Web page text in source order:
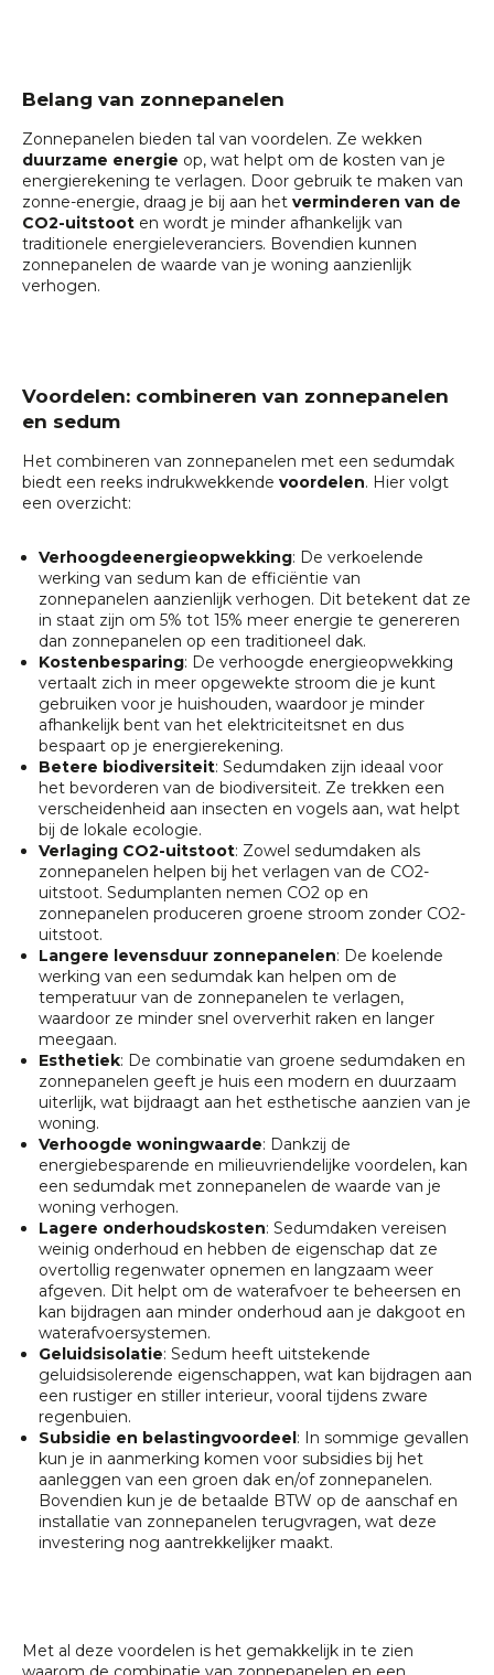
Belang van zonnepanelen
Zonnepanelen bieden tal van voordelen. Ze wekken
duurzame energie op, wat helpt om de kosten van je
energierekening te verlagen. Door gebruik te maken van
zonne-energie, draag je bij aan het verminderen van de
CO2-uitstoot en wordt je minder afhankelijk van
traditionele energieleveranciers. Bovendien kunnen
zonnepanelen de waarde van je woning aanzienlijk
verhogen.
Voordelen: combineren van zonnepanelen
en sedum
Het combineren van zonnepanelen met een sedumdak
biedt een reeks indrukwekkende voordelen. Hier volgt
een overzicht:
Verhoogdeenergieopwekking: De verkoelende
werking van sedum kan de efficiëntie van
zonnepanelen aanzienlijk verhogen. Dit betekent dat ze
in staat zijn om 5% tot 15% meer energie te genereren
dan zonnepanelen op een traditioneel dak.
Kostenbesparing: De verhoogde energieopwekking
vertaalt zich in meer opgewekte stroom die je kunt
gebruiken voor je huishouden, waardoor je minder
afhankelijk bent van het elektriciteitsnet en dus
bespaart op je energierekening.
Betere biodiversiteit: Sedumdaken zijn ideaal voor
het bevorderen van de biodiversiteit. Ze trekken een
verscheidenheid aan insecten en vogels aan, wat helpt
bij de lokale ecologie.
Verlaging CO2-uitstoot: Zowel sedumdaken als
zonnepanelen helpen bij het verlagen van de CO2-
uitstoot. Sedumplanten nemen CO2 op en
zonnepanelen produceren groene stroom zonder CO2-
uitstoot.
Langere levensduur zonnepanelen: De koelende
werking van een sedumdak kan helpen om de
temperatuur van de zonnepanelen te verlagen,
waardoor ze minder snel oververhit raken en langer
meegaan.
Esthetiek: De combinatie van groene sedumdaken en
zonnepanelen geeft je huis een modern en duurzaam
uiterlijk, wat bijdraagt aan het esthetische aanzien van je
woning.
Verhoogde woningwaarde: Dankzij de
energiebesparende en milieuvriendelijke voordelen, kan
een sedumdak met zonnepanelen de waarde van je
woning verhogen.
Lagere onderhoudskosten: Sedumdaken vereisen
weinig onderhoud en hebben de eigenschap dat ze
overtollig regenwater opnemen en langzaam weer
afgeven. Dit helpt om de waterafvoer te beheersen en
kan bijdragen aan minder onderhoud aan je dakgoot en
waterafvoersystemen.
Geluidsisolatie: Sedum heeft uitstekende
geluidsisolerende eigenschappen, wat kan bijdragen aan
een rustiger en stiller interieur, vooral tijdens zware
regenbuien.
Subsidie en belastingvoordeel: In sommige gevallen
kun je in aanmerking komen voor subsidies bij het
aanleggen van een groen dak en/of zonnepanelen.
Bovendien kun je de betaalde BTW op de aanschaf en
installatie van zonnepanelen terugvragen, wat deze
investering nog aantrekkelijker maakt.
Met al deze voordelen is het gemakkelijk in te zien